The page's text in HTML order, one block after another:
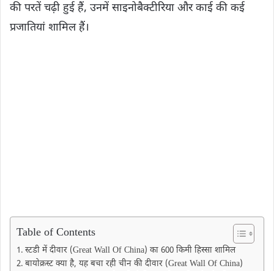
की परतें चढ़ी हुई हैं, उनमें साइनोबैक्टीरिया और काई की कई
प्रजातियां शामिल हैं।
Table of Contents
स्टडी में दीवार (Great Wall Of China) का 600 किमी हिस्सा शामिल
बायोक्रस्ट क्या है, यह बचा रही चीन की दीवार (Great Wall Of China)